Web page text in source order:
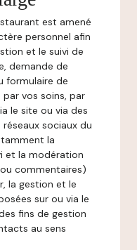
est amené
personnel afin
et le suivi de
demande de
formulaire de
vos soins, par
le site ou via des
sociaux du
la
et la modération
commentaires)
la gestion et le
sur ou via le
fins de gestion
au sens